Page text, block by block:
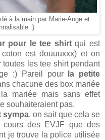
à la main par Marie-Ange et
:)
pour le tee shirtqui est
est douuuxxx) et on
les tee shirt pendant
:) Pareil pour
la petite
chacune des box mariée
mariée mais sans effet
souhaiteraient pas.
sympa, on sait que cela se
des EVJF que des
je trouve la police utilisée